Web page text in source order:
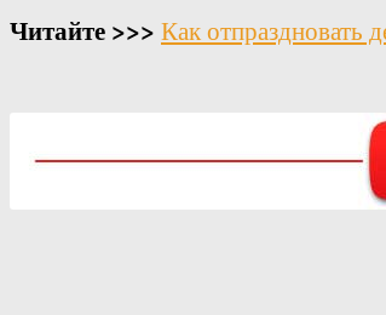
Читайте >>> Как отпраздновать